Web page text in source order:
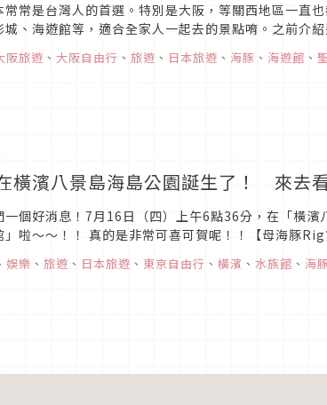
常是台灣人的首選。特別是大阪，等關西地區一直
、海遊館等，適合全家人一起去的景點唷。之前介
頭喲！以下就為大家介紹這次適逢大阪海遊館25週年
阪旅遊 、 大阪自由行 、 旅遊 、 日本旅遊 、 海豚 、 海遊館 、
橫濱八景島海島公園誕生了！ 來去
個好消息！7月16日（四）上午6點36分，在「橫濱
」啦～～！！ 真的是非常可喜可賀呢！！【母海豚
，已經可以很有精神的貼著媽媽游泳了。這次是海豚
娛樂 、 旅遊 、 日本旅遊 、 東京自由行 、 橫濱 、 水族館 、 海豚